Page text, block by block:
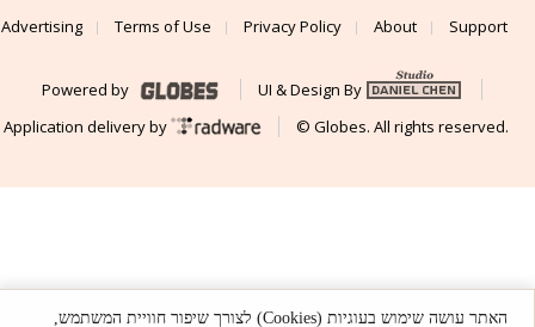
Advertising
Terms of Use Privacy Policy About Support
Powered by
UI & Design By
Application delivery by
© Globes. All rights reserved.
האתר עושה שימוש בעוגיות (Cookies) לצורך שיפור חוויית המשתמש,